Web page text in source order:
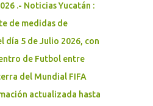
.- Noticias Yucatán :
de medidas de
día 5 de Julio 2026, con
de Futbol entre
del Mundial FIFA
actualizada hasta